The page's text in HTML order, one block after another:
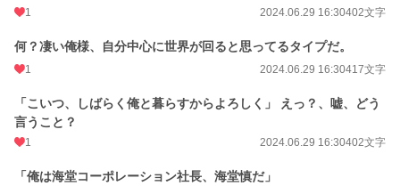
お気に入り
24h.ポイント 0 pt
文字数
更新日時 2024.07.01 22:11
初回公開日時
1 2024.06.29 16:30402文字
何？凄い俺様、自分中心に世界が回ると思ってるタイプだ。
1 2024.06.29 16:30417文字
「こいつ、しばらく俺と暮らすからよろしく」 えっ？、嘘、どう
言うこと？
1 2024.06.29 16:30402文字
「俺は海堂コーポレーション社長、海堂慎だ」